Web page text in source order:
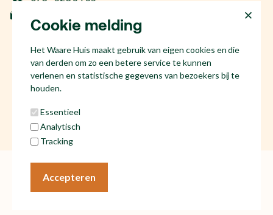
Cookie melding
Het Waare Huis maakt gebruik van eigen cookies en die
van derden om zo een betere service te kunnen
verlenen en statistische gegevens van bezoekers bij te
houden.
Essentieel
Analytisch
Tracking
Accepteren
Taxatie
Huis kopen Kruisstraat
Huis kopen Rosmalen
Huis verkopen Den Bosch
NL81 53.60.447.B01
Social media
Algemene voorwaarden